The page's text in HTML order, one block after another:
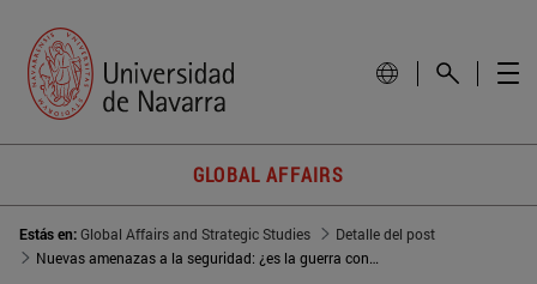
GLOBAL AFFAIRS
Estás en:Global Affairs and Strategic Studies
Detalle del post
Nuevas amenazas a la seguridad: ¿es la guerra convencional una reliquia?